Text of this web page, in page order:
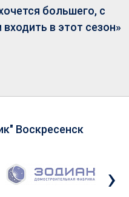
большего, с
в этот сезон»
Воскресенск
›